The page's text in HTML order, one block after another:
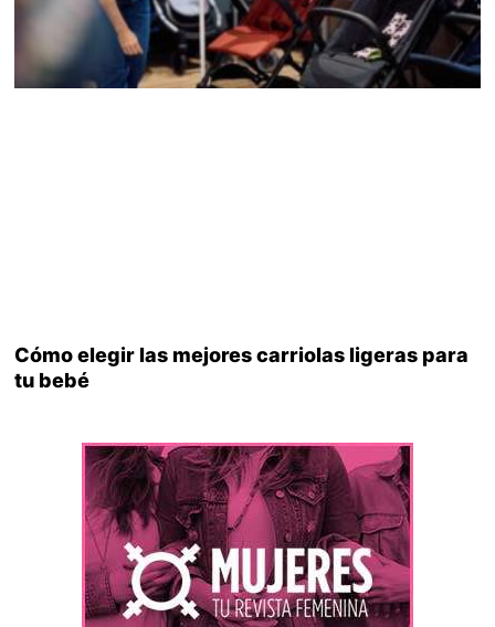
Cómo elegir las mejores carriolas ligeras para
tu bebé